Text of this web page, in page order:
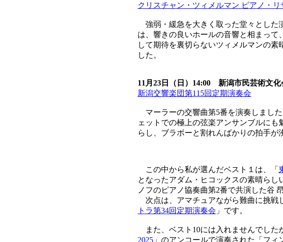
クリスチャン・ツィメルマン ピアノ・リ
強弱・緩急を大きく取った堂々とした
は、響きの良いホールの音響と相まっ
して期待を裏切らないツィメルマンの
した。
11月23日（日）14:00 新潟市民芸術文
新潟交響楽団第115回定期演奏会
マーラーの交響曲第5番を演奏しまし
ェットでの極上の弦楽アンサンブルに
らし、ブラボーと割れんばかりの拍手が
この中から私が選んだベスト１は、「
となったアダム・ヒコックスの素晴ら
ノフのピアノ協奏曲第2番で共演した谷
次点は、アマチュアながら難曲に挑戦
トラ第34回定期演奏会 」です。
また、ベスト10には入れませんでした
2025 」のアンコールで演奏された「フ